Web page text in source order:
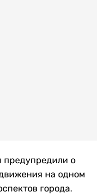
предупредили о
на одном
города.